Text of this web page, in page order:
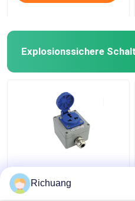
220V
Explosionssichere
Steckdose für den
Richuang